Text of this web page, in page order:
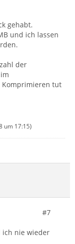
gehabt.
und ich lassen
der
Komprimieren tut
um 17:15)
#7
ich nie wieder